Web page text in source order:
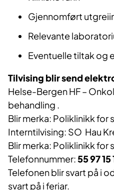
Gjennomført
Relevante
Eventuelle tiltak og
Tilvising blir send
Helse-Bergen HF –
behandling .
Blir merka: Poliklinikk for
Interntilvising: SO Hau
Blir merka: Poliklinikk for
Telefonnummer:55 97 15
Telefonen blir svart på i
svart på i feriar.